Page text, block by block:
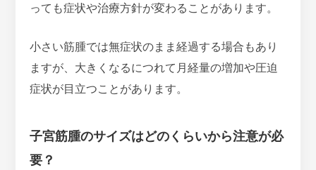
っても症状や治療方針が変わることがあります。
小さい筋腫では無症状のまま経過する場合もあり
ますが、大きくなるにつれて月経量の増加や圧迫
症状が目立つことがあります。
子宮筋腫のサイズはどのくらいから注意が必
要？